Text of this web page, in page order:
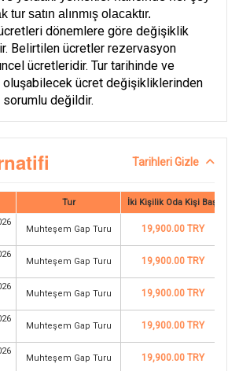
tur satın alınmış olacaktır.
dönemlere göre değişiklik
Belirtilen ücretler rezervasyon
ücretleridir. Tur tarihinde ve
ücret değişikliklerinden
değildir.
Tarihleri Gizle
Tur
İki Kişilik Oda Kişi Başı
Muhteşem Gap Turu 19,900.00 TRY
Muhteşem Gap Turu 19,900.00 TRY
Muhteşem Gap Turu 19,900.00 TRY
Muhteşem Gap Turu 19,900.00 TRY
Muhteşem Gap Turu 19,900.00 TRY